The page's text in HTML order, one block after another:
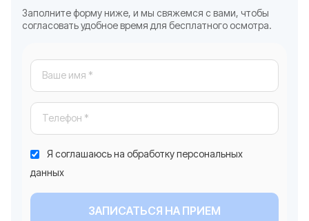
Заполните форму ниже, и мы свяжемся с вами, чтобы
согласовать удобное время для бесплатного осмотра.
Я соглашаюсь на обработку персональных
данных
ЗАПИСАТЬСЯ НА ПРИЕМ